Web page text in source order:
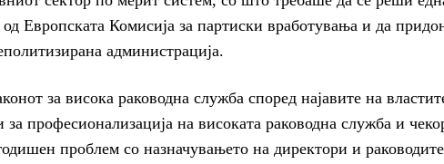
од Европската Комисија за партиски вработувања и да
администрација.
за висока раководна служба според најавите на
за професионализација на високата раководна служба и
проблем со назначувањето на директори и